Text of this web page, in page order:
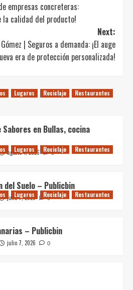
empresas concreteras:
la calidad del producto!
Next:
| Seguros a demanda: ¡El auge
era de protección personalizada!
Lugares Reciclaje
Restaurantes
en Bullas, cocina
agosto 4, 2026 0
Lugares Reciclaje
Restaurantes
del Suelo – Publicbin
julio 7, 2026 0
Lugares Reciclaje
Restaurantes
– Publicbin
julio 7, 2026 0